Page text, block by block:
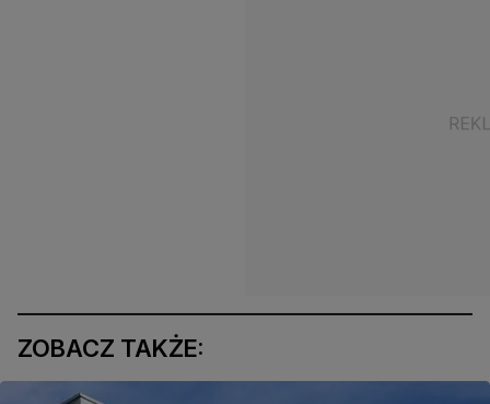
ZOBACZ TAKŻE: